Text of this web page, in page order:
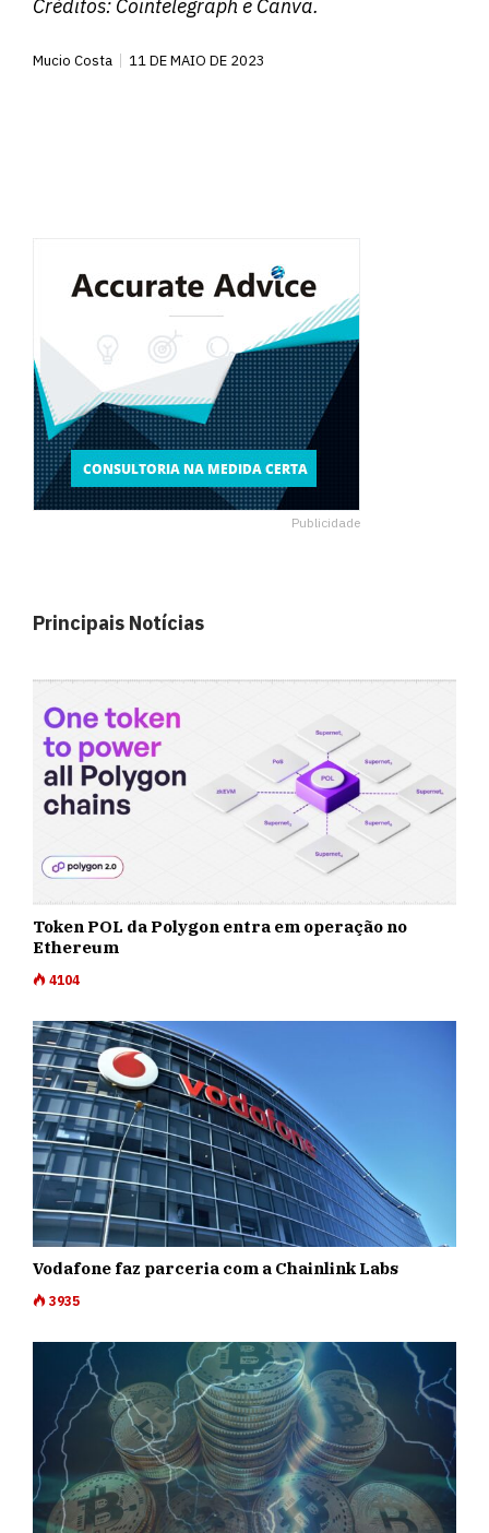
Créditos: Cointelegraph e Canva.
Mucio Costa 11 DE MAIO DE 2023
Publicidade
Principais Notícias
Token POL da Polygon entra em operação no
Ethereum
4104
Vodafone faz parceria com a Chainlink Labs
3935